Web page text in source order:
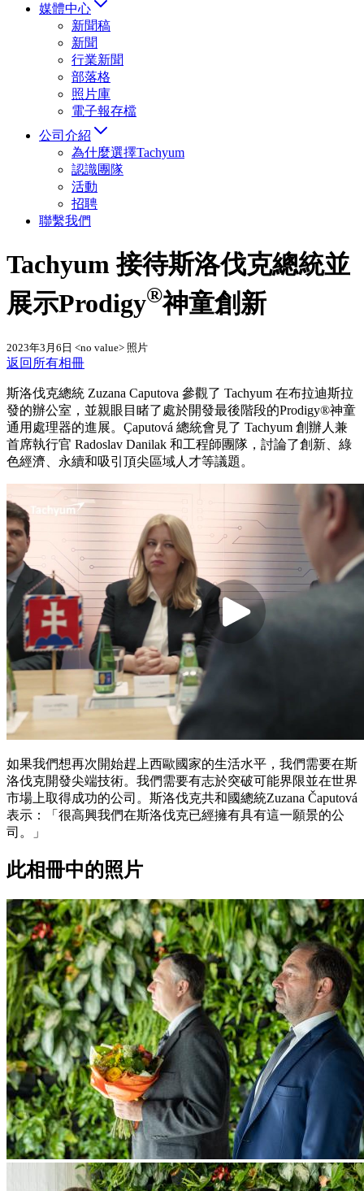
媒體中心
新聞稿
新聞
行業新聞
部落格
照片庫
電子報存檔
公司介紹
為什麼選擇Tachyum
認識團隊
活動
招聘
聯繫我們
Tachyum 接待斯洛伐克總統並
展示Prodigy®神童創新
2023年3月6日 <no value> 照片
返回所有相冊
斯洛伐克總統 Zuzana Caputova 參觀了 Tachyum 在布拉迪斯拉
發的辦公室，並親眼目睹了處於開發最後階段的Prodigy®神童
通用處理器的進展。Çaputová 總統會見了 Tachyum 創辦人兼
首席執行官 Radoslav Danilak 和工程師團隊，討論了創新、綠
色經濟、永續和吸引頂尖區域人才等議題。
如果我們想再次開始趕上西歐國家的生活水平，我們需要在斯
洛伐克開發尖端技術。我們需要有志於突破可能界限並在世界
市場上取得成功的公司。斯洛伐克共和國總統Zuzana Čaputová
表示：「很高興我們在斯洛伐克已經擁有具有這一願景的公
司。」
此相冊中的照片